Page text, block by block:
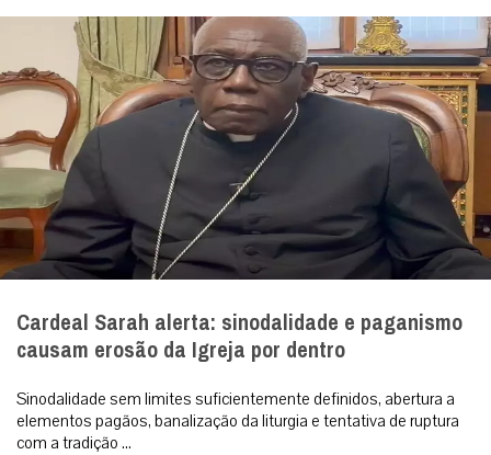
Cardeal Sarah alerta: sinodalidade e paganismo
causam erosão da Igreja por dentro
Sinodalidade sem limites suficientemente definidos, abertura a
elementos pagãos, banalização da liturgia e tentativa de ruptura
com a tradição ...